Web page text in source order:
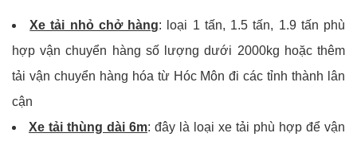
Xe tải nhỏ chở hàng: loại 1 tấn, 1.5 tấn, 1.9 tấn phù
hợp vận chuyển hàng số lượng dưới 2000kg hoặc thêm
tải vận chuyển hàng hóa từ Hóc Môn đi các tỉnh thành lân
cận
Xe tải thùng dài 6m: đây là loại xe tải phù hợp để vận